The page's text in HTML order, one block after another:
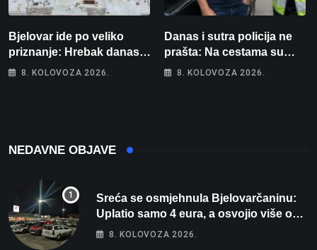
Bjelovar ide po veliko
priznanje: Hrebak danas u
Parizu predstavlja
8. KOLOVOZA 2026.
Danas i sutra policija ne
prašta: Na cestama su
posebno na meti ovi
8. KOLOVOZA 2026.
NEDAVNE OBJAVE
Sreća se osmjehnula Bjelovarčaninu:
Uplatio samo 4 eura, a osvojio više od
80 tisuća eura
8. KOLOVOZA 2026.